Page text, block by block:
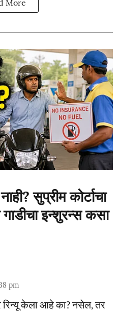
More
सुप्रीम कोर्टाचा
गाडीचा इन्शुरन्स कसा
pm
रिन्यू केला आहे का? नसेल, तर